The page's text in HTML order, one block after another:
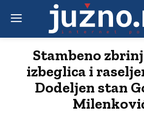
Stambeno
izbeglica i
Dodeljen stan